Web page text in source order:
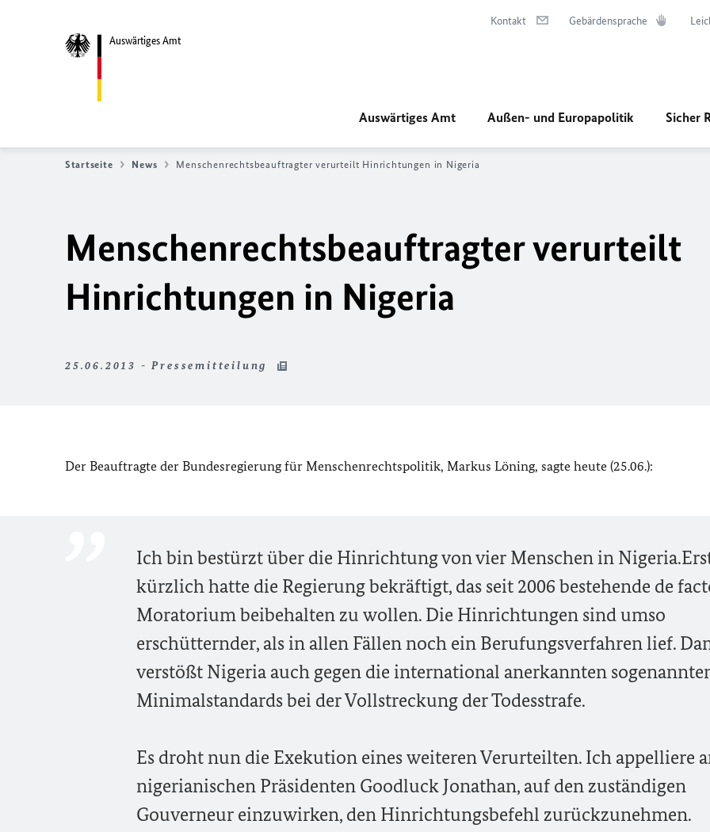
Auswärtiges Amt
Kontakt Gebärdensprache
Auswärtiges Amt Außen- und Europapolitik Sicher
Startseite News Menschenrechtsbeauftragter verurteilt Hinrichtungen in Nigeria
Menschenrechtsbeauftragter verurteilt
Hinrichtungen in Nigeria
25.06.2013 - Pressemitteilung
Der Beauftragte der Bundesregierung für Menschenrechtspolitik, Markus Löning, sagte heute (25.06.):
Ich bin bestürzt über die Hinrichtung von vier Menschen in
kürzlich hatte die Regierung bekräftigt, das seit 2006 bestehende de
Moratorium beibehalten zu wollen. Die Hinrichtungen sind umso
erschütternder, als in allen Fällen noch ein Berufungsverfahren lief.
verstößt Nigeria auch gegen die international anerkannten
Minimalstandards bei der Vollstreckung der Todesstrafe.
Es droht nun die Exekution eines weiteren Verurteilten. Ich appelliere
nigerianischen Präsidenten Goodluck Jonathan, auf den zuständigen
Gouverneur einzuwirken, den Hinrichtungsbefehl zurückzunehmen.